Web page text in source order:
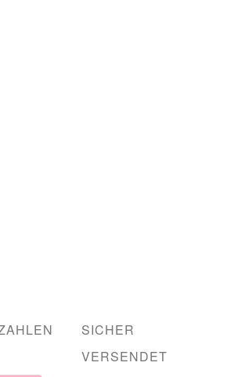
SICHER
VERSENDET